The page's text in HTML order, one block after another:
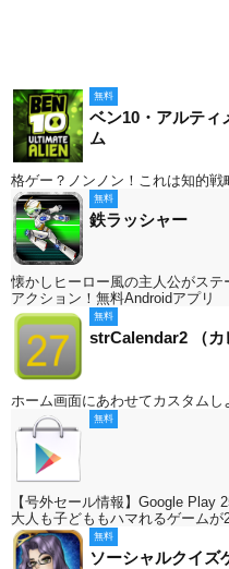
無料
ベン10・アルティ
ム
格ゲー？ノンノン！これは知的戦
無料
鉄ラッシャー
懐かしヒーロー風の主人公がス
アクション！無料Androidアプリ
無料
strCalendar2 （カ
ホーム画面にあわせてカスタムし
無料
【号外セール情報】Google Play
大人も子どももハマれるゲームが
無料
ソーシャルクイズ